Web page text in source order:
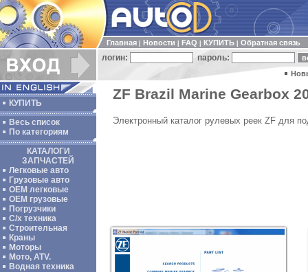
Главная Новости FAQ КУПИТЬ Обратная связь
логин: пароль:
КУПИТЬ
Весь список
По категориям
КАТАЛОГИ
ЗАПЧАСТЕЙ
Легковые авто
Грузовые авто
ОЕМ легковые
OEM грузовые
Погрузчики
С/х техника
Строительная
Краны
Моторы
Мото, ATV.
Водная техника
ZF Brazil Marine Gearbox
Электронный каталог рулевых реек ZF для